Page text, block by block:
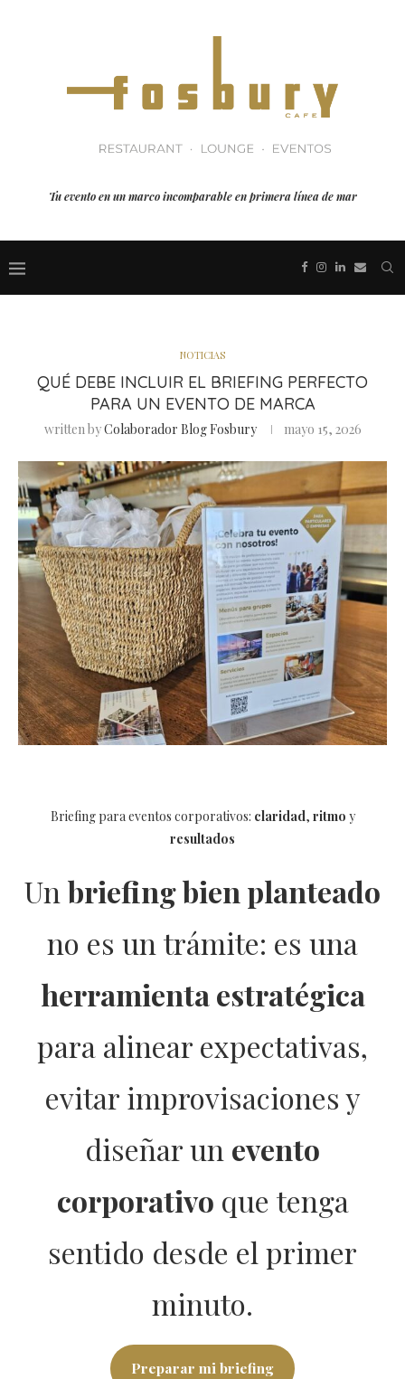
Tu evento en un marco incomparable en primera línea de mar
NOTICIAS
QUÉ DEBE INCLUIR EL BRIEFING PERFECTO
PARA UN EVENTO DE MARCA
written byColaborador Blog Fosbury mayo 15, 2026
Briefing para eventos corporativos: claridad, ritmo y
resultados
Un briefing bien planteado
no es un trámite: es una
herramienta estratégica
para alinear expectativas,
evitar improvisaciones y
diseñar un evento
corporativo que tenga
sentido desde el primer
minuto.
Preparar mi briefing